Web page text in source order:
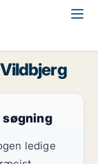
ledige